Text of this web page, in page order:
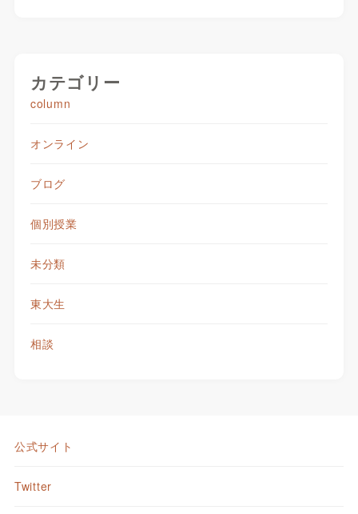
カテゴリー
column
オンライン
ブログ
個別授業
未分類
東大生
相談
公式サイト
Twitter